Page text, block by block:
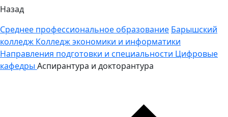
Назад
Среднее профессиональное образование Барышский
колледж Колледж экономики и информатики
Направления подготовки и специальности Цифровые
кафедры Аспирантура и докторантура